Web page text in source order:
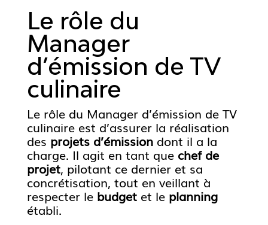
Le rôle du
Manager
d’émission de TV
culinaire
Le rôle du Manager d’émission de TV
culinaire est d’assurer la réalisation
des projets d’émissiondont il a la
charge. Il agit en tant que chef de
projet, pilotant ce dernier et sa
concrétisation, tout en veillant à
respecter le budgetet le planning
établi.